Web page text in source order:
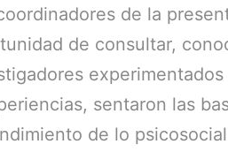
de la
de consultar,
sentaron las
de lo